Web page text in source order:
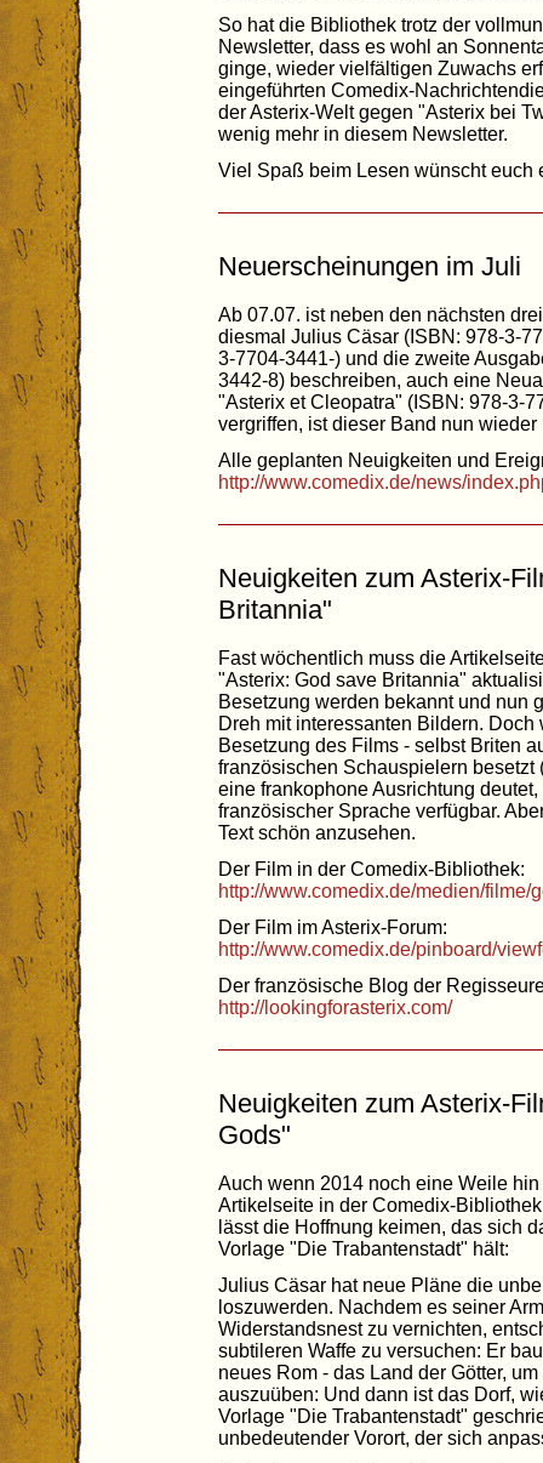
So hat die Bibliothek trotz der
Newsletter, dass es wohl an
ginge, wieder vielfältigen Zuwachs
eingeführten Comedix-
der Asterix-Welt gegen "Asterix bei
wenig mehr in diesem Newsletter.
Viel Spaß beim Lesen wünscht euch
Neuerscheinungen im Juli
Ab 07.07. ist neben den nächsten
diesmal Julius Cäsar (ISBN: 978-3-
3-7704-3441-) und die zweite
3442-8) beschreiben, auch eine
"Asterix et Cleopatra" (ISBN: 978-3-
vergriffen, ist dieser Band nun wieder
Alle geplanten Neuigkeiten und
http://www.comedix.de/news/
Neuigkeiten zum Asterix-
Britannia"
Fast wöchentlich muss die
"Asterix: God save Britannia"
Besetzung werden bekannt und nun
Dreh mit interessanten Bildern.
Besetzung des Films - selbst Briten
französischen Schauspielern besetzt
eine frankophone Ausrichtung
französischer Sprache verfügbar.
Text schön anzusehen.
Der Film in der Comedix-Bibliothek:
http://www.comedix.de/medien/filme/
Der Film im Asterix-Forum:
http://www.comedix.de/pinboard/
Der französische Blog der
http://lookingforasterix.com/
Neuigkeiten zum Asterix-
Gods"
Auch wenn 2014 noch eine Weile
Artikelseite in der Comedix-
lässt die Hoffnung keimen, das sich
Vorlage "Die Trabantenstadt" hält:
Julius Cäsar hat neue Pläne die
loszuwerden. Nachdem es seiner
Widerstandsnest zu vernichten,
subtileren Waffe zu versuchen: Er
neues Rom - das Land der Götter,
auszuüben: Und dann ist das Dorf,
Vorlage "Die Trabantenstadt"
unbedeutender Vorort, der sich